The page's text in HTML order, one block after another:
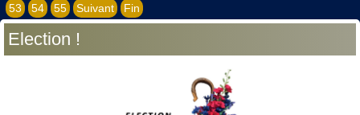
53
54 55 Suivant Fin
Election !